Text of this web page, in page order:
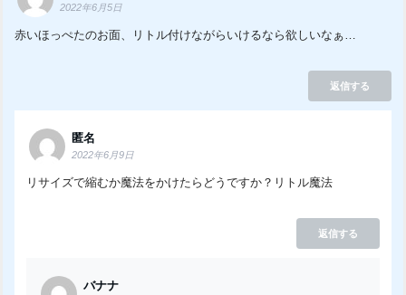
2022年6月5日
赤いほっぺたのお面、リトル付けながらいけるなら欲しいなぁ…
返信する
匿名
2022年6月9日
リサイズで縮むか魔法をかけたらどうですか？リトル魔法
返信する
バナナ